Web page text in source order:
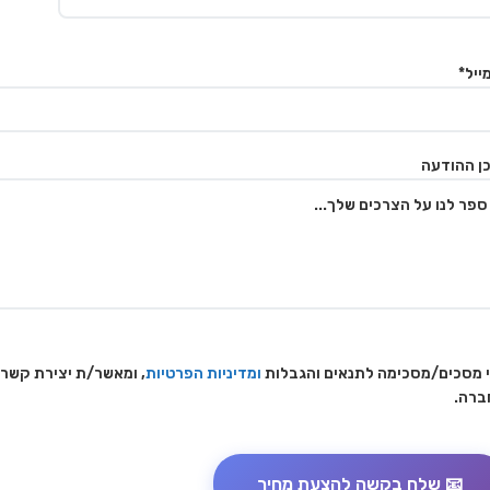
ההודעה
מסכים/מסכימה לתנאים והגבלות ומדיניות הפרטיות, ומאשר/ת יצירת